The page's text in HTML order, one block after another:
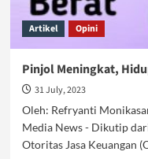
Artikel Opini
Pinjol Meningkat,
31 July, 2023
Oleh: Refryanti
Media News - Dikutip
Otoritas Jasa Keuangan